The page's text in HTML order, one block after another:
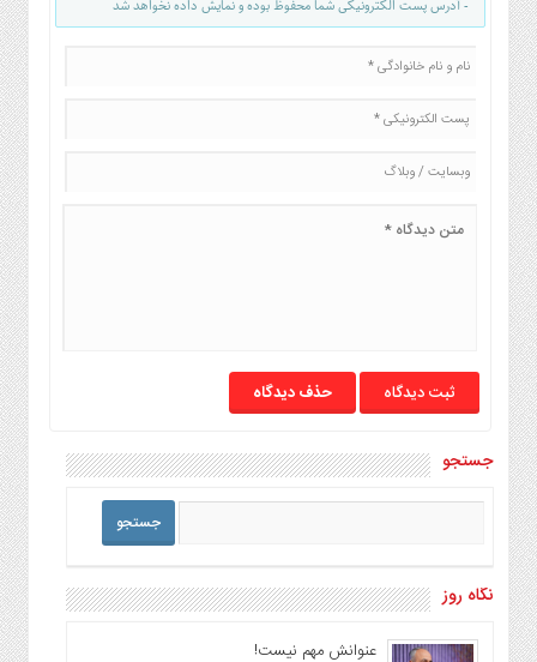
صنایع
غذایی
سیاسی
و
بین
الملل
روز
- آدرس پست الکترونیکی شما محفوظ بوده و نمایش داده نخواهد شد
حذف دیدگاه
جستجو
نگاه روز
عنوانش مهم نیست!